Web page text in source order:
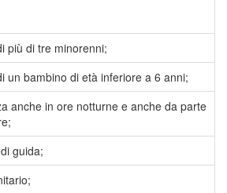
più di tre minorenni;
un bambino di età inferiore a 6 anni;
anche in ore notturne e anche da parte
guida;